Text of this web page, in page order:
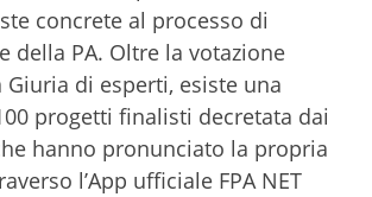
concrete al processo di
della PA. Oltre la votazione
Giuria di esperti, esiste una
progetti finalisti decretata dai
hanno pronunciato la propria
l’App ufficiale FPA NET